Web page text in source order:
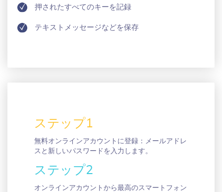
押されたすべてのキーを記録
テキストメッセージなどを保存
ステップ1
無料オンラインアカウントに登録：メールアドレ
スと新しいパスワードを入力します。
ステップ2
オンラインアカウントから最高のスマートフォン